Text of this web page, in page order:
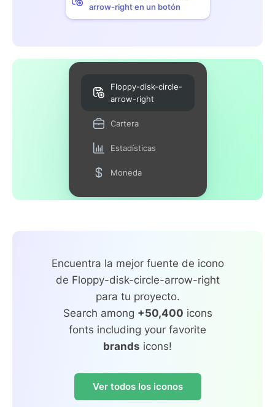
arrow-right en un botón
Floppy-disk-circle-
arrow-right
Cartera
Estadísticas
Moneda
Encuentra la mejor fuente de icono
de Floppy-disk-circle-arrow-right
para tu proyecto.
Search among +50,400 icons
fonts including your favorite
brands icons!
Ver todos los iconos